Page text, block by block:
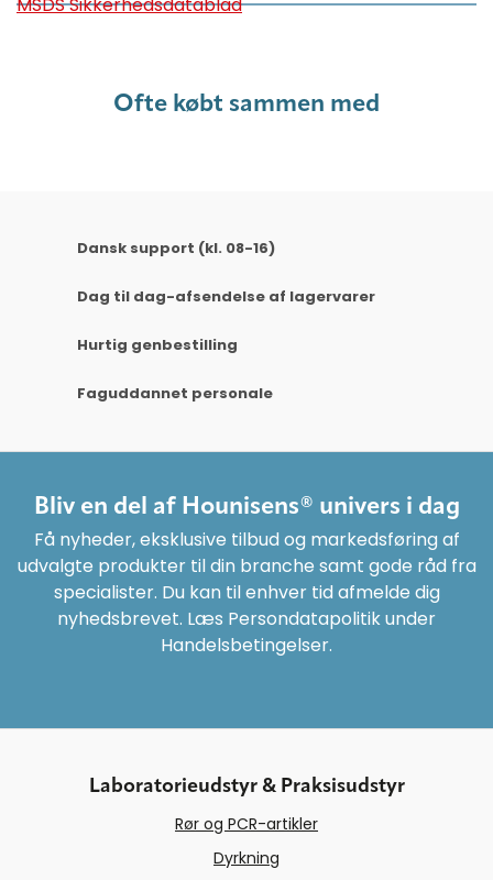
MSDS Sikkerhedsdatablad
Ofte købt sammen med
Dansk support (kl. 08-16)
Dag til dag-afsendelse af lagervarer
Hurtig genbestilling
Faguddannet personale
Bliv en del af Hounisens® univers i dag
Få nyheder, eksklusive tilbud og markedsføring af
udvalgte produkter til din branche samt gode råd fra
specialister. Du kan til enhver tid afmelde dig
nyhedsbrevet. Læs Persondatapolitik under
Handelsbetingelser.
Laboratorieudstyr & Praksisudstyr
Rør og PCR-artikler
Dyrkning